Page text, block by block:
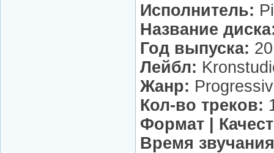
Исполнитель:
Название
Год выпуска:
Лейбл:
Жанр:
Кол-во треков:
Формат |
Время